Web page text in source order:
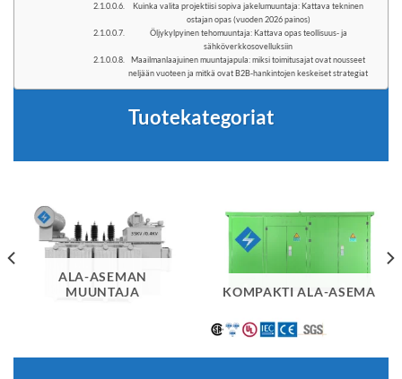
Kuinka valita projektiisi sopiva jakelumuuntaja: Kattava tekninen
ostajan opas (vuoden 2026 painos)
Öljykylpyinen tehomuuntaja: Kattava opas teollisuus- ja
sähköverkkosovelluksiin
Maailmanlaajuinen muuntajapula: miksi toimitusajat ovat nousseet
neljään vuoteen ja mitkä ovat B2B-hankintojen keskeiset strategiat
Tuotekategoriat
ALA-ASEMAN
MUUNTAJA
KOMPAKTI ALA-ASEMA